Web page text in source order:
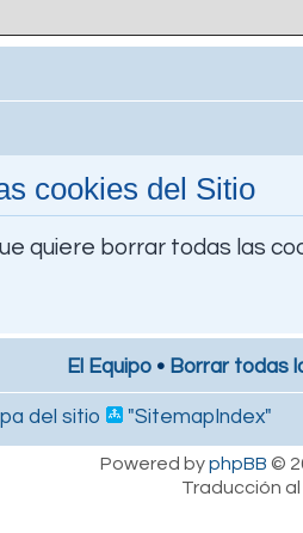
cookies del Sitio
quiere borrar todas las
El Equipo • Borrar todas
del sitio "SitemapIndex"
Powered byphpBB ©
Traducción